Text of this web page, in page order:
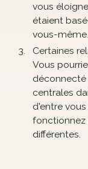
vous
étaient
vous-même.
Certaines
Vous
déconnecté
centrales
d'entre
fonctionnez
différentes.